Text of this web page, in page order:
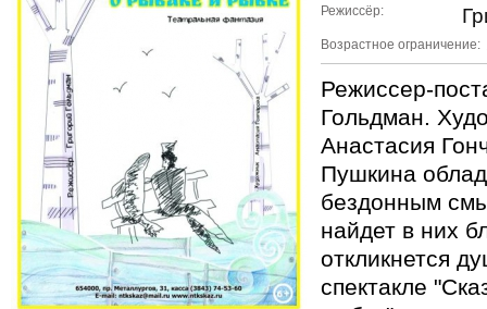
Режиссёр:
Возрастное ограничение:
Режиссер-
Гольдман.
Анастасия
Пушкина
бездонным
найдет в них
откликнется
спектакле